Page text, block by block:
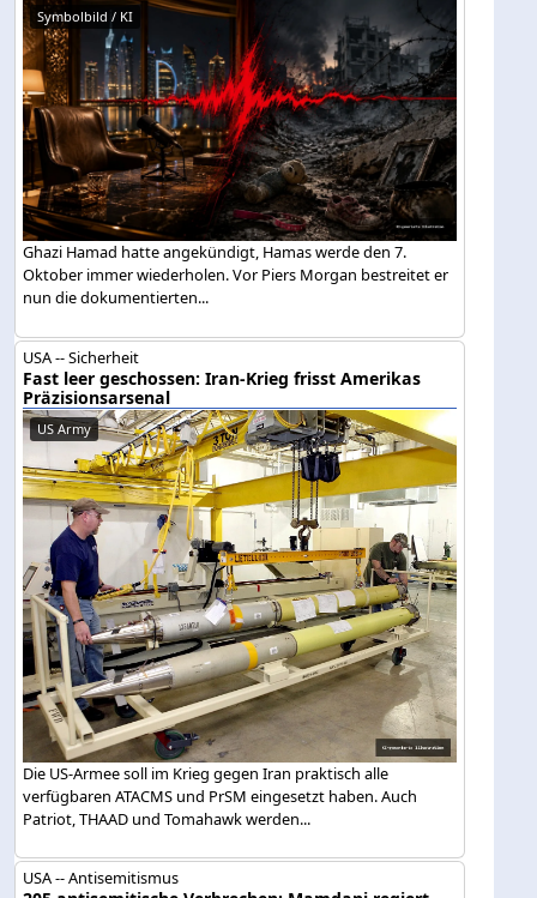
Symbolbild / KI
Ghazi Hamad hatte angekündigt, Hamas werde den 7.
Oktober immer wiederholen. Vor Piers Morgan bestreitet er
nun die dokumentierten...
USA -- Sicherheit
Fast leer geschossen: Iran-Krieg frisst Amerikas
Präzisionsarsenal
US Army
Die US-Armee soll im Krieg gegen Iran praktisch alle
verfügbaren ATACMS und PrSM eingesetzt haben. Auch
Patriot, THAAD und Tomahawk werden...
USA -- Antisemitismus